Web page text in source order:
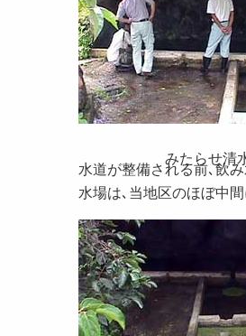
みたらせ清
水道が整備される前､飲
水場は､当地区のほぼ中